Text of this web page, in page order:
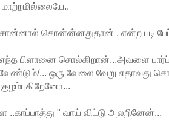
சொன்ன்னதுதான் , என்ற படி
பிளானை சொல்கிறான்...அவளை
... ஒரு வேலை வேறு எதாவது
..காப்பாத்து " வாய் விட்டு அலறினேன்...